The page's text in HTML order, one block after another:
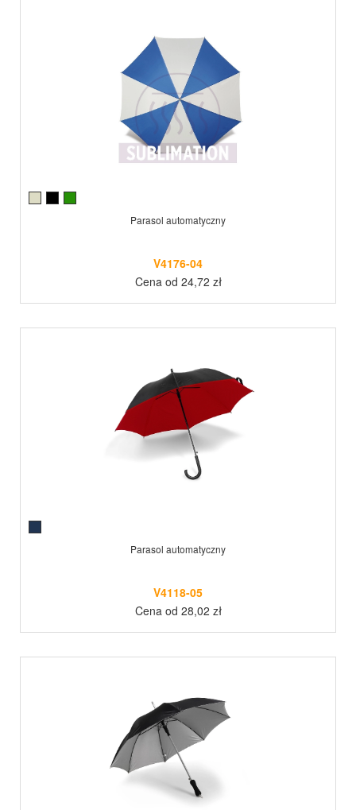
Parasol automatyczny
V4176-04
Cena od 24,72 zł
Parasol automatyczny
V4118-05
Cena od 28,02 zł